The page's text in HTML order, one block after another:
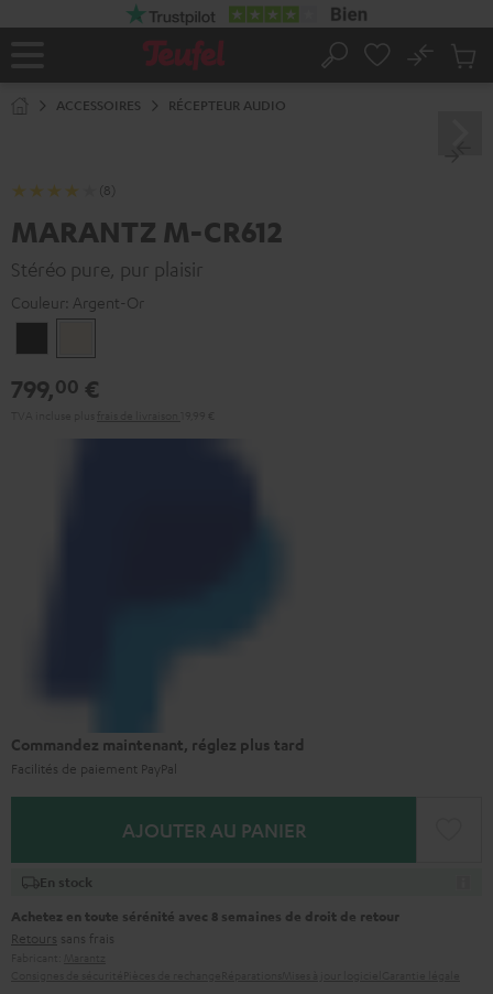
Page
Rechercher
No
ACCESSOIRES RÉCEPTEUR AUDIO
(8)
MARANTZ M-CR612
Stéréo pure, pur plaisir
Couleur: Argent-Or
Or
799,00 €
Commandez maintenant, réglez plus tard
Facilités de paiement PayPal
AJOUTER AU PANIER
En stock
Achetez en toute sérénité avec 8 semaines de droit de retour
Retours sans frais